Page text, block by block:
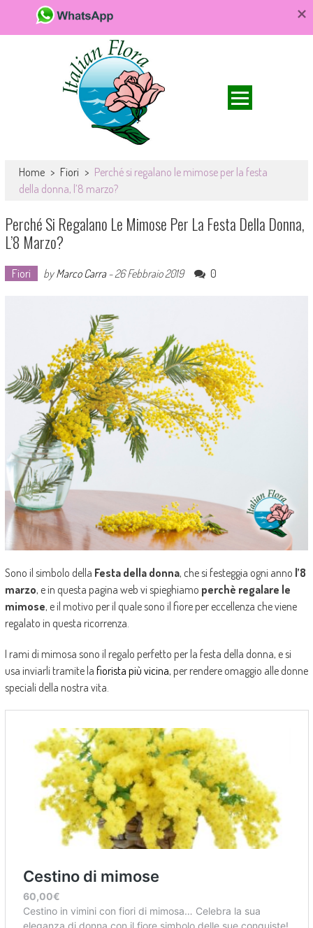
domicilio, rose e bouquet
floreali. Fiori da acquistare online e consegnare a domicilio per ogni
Home > Fiori > Perché si regalano le mimose per la festa
della donna, l’8 marzo?
Perché Si Regalano Le Mimose Per La Festa Della Donna,
L’8 Marzo?
Fiori byMarco Carra-26 Febbraio 2019 0
Sono il simbolo della Festa della donna, che si festeggia ogni anno l’8
marzo, e in questa pagina web vi spieghiamo perchè regalare le
mimose, e il motivo per il quale sono il fiore per eccellenza che viene
regalato in questa ricorrenza.
I rami di mimosa sono il regalo perfetto per la festa della donna, e si
usa inviarli tramite la fiorista più vicina, per rendere omaggio alle donne
speciali della nostra vita.